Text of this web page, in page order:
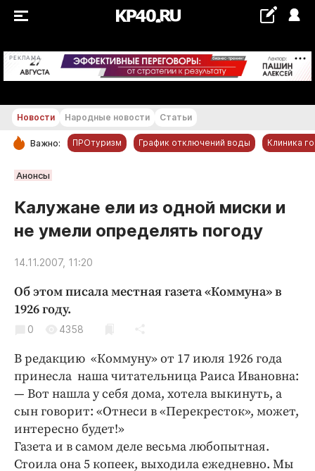
РЕКЛАМА +18...+19 °С
РУБРИКИ
Новости компаний
Статьи
Народные новости
Благоустройство
Криминал
Недвижимость и ЖКХ
Образование
Общество
Погода
Праздники
Новости Народные новости Статьи
Важно: ПРОтуризм График отключений воды Клиника
Анонсы
Калужане ели из одной миски и
не умели определять погоду
14.11.2007, 11:20
Об этом писала местная газета «Коммуна» в
1926 году.
0 4358
В редакцию «Коммуну» от 17 июля 1926 года
принесла наша читательница Раиса Ивановна:
— Вот нашла у себя дома, хотела выкинуть, а
сын говорит: «Отнеси в «Перекресток», может,
интересно будет!»
Газета и в самом деле весьма любопытная.
Стоила она 5 копеек, выходила ежедневно. Мы